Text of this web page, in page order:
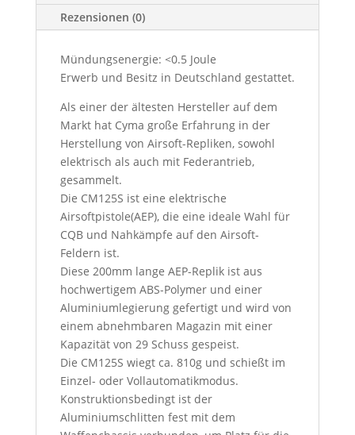
Rezensionen (0)
Mündungsenergie: <0.5 Joule
Erwerb und Besitz in Deutschland gestattet.
Als einer der ältesten Hersteller auf dem
Markt hat Cyma große Erfahrung in der
Herstellung von Airsoft-Repliken, sowohl
elektrisch als auch mit Federantrieb,
gesammelt.
Die CM125S ist eine elektrische
Airsoftpistole(AEP), die eine ideale Wahl für
CQB und Nahkämpfe auf den Airsoft-
Feldern ist.
Diese 200mm lange AEP-Replik ist aus
hochwertigem ABS-Polymer und einer
Aluminiumlegierung gefertigt und wird von
einem abnehmbaren Magazin mit einer
Kapazität von 29 Schuss gespeist.
Die CM125S wiegt ca. 810g und schießt im
Einzel- oder Vollautomatikmodus.
Konstruktionsbedingt ist der
Aluminiumschlitten fest mit dem